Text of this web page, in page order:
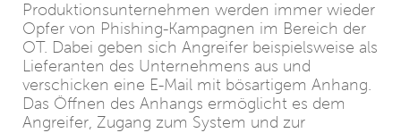
Produktionsunternehmen werden immer wieder
Opfer von Phishing-Kampagnen im Bereich der
OT. Dabei geben sich Angreifer beispielsweise als
Lieferanten des Unternehmens aus und
verschicken eine E-Mail mit bösartigem Anhang.
Das Öffnen des Anhangs ermöglicht es dem
Angreifer, Zugang zum System und zur